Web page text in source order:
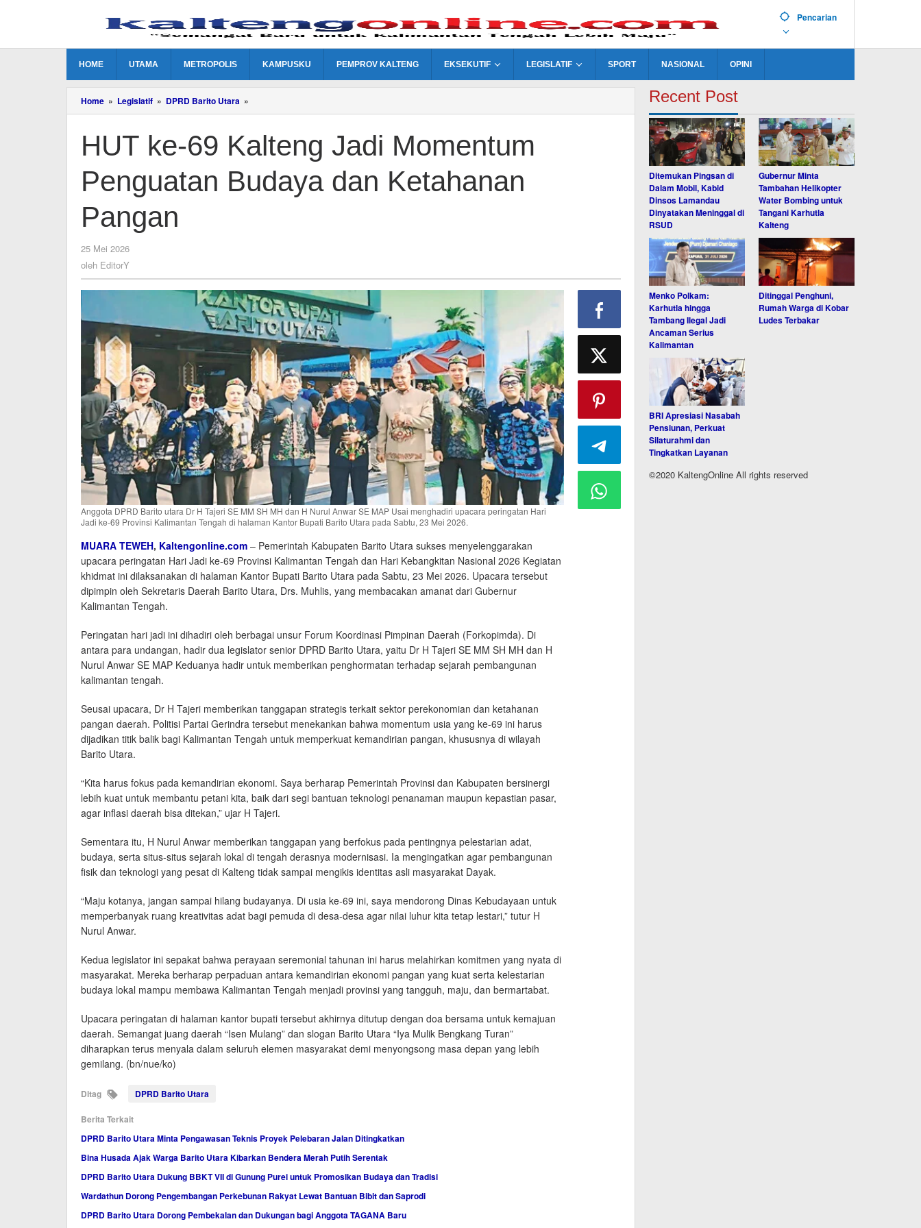
Pencarian
HOME UTAMA METROPOLIS KAMPUSKU PEMPROV KALTENG EKSEKUTIF LEGISLATIF SPORT NASIONAL OPINI
Home » Legislatif » DPRD Barito Utara »
ke-
Kalteng
Jadi
Penguatan
Budaya
HUT ke-69 Kalteng Jadi Momentum
Penguatan Budaya dan Ketahanan
Pangan
25 Mei 2026
oleh EditorY
Anggota DPRD Barito utara Dr H Tajeri SE MM SH MH dan H Nurul Anwar SE MAP Usai menghadiri upacara peringatan Hari
Jadi ke-69 Provinsi Kalimantan Tengah di halaman Kantor Bupati Barito Utara pada Sabtu, 23 Mei 2026.
MUARA TEWEH, Kaltengonline.com – Pemerintah Kabupaten Barito Utara sukses menyelenggarakan
upacara peringatan Hari Jadi ke-69 Provinsi Kalimantan Tengah dan Hari Kebangkitan Nasional 2026 Kegiatan
khidmat ini dilaksanakan di halaman Kantor Bupati Barito Utara pada Sabtu, 23 Mei 2026. Upacara tersebut
dipimpin oleh Sekretaris Daerah Barito Utara, Drs. Muhlis, yang membacakan amanat dari Gubernur
Kalimantan Tengah.
Peringatan hari jadi ini dihadiri oleh berbagai unsur Forum Koordinasi Pimpinan Daerah (Forkopimda). Di
antara para undangan, hadir dua legislator senior DPRD Barito Utara, yaitu Dr H Tajeri SE MM SH MH dan H
Nurul Anwar SE MAP Keduanya hadir untuk memberikan penghormatan terhadap sejarah pembangunan
kalimantan tengah.
Seusai upacara, Dr H Tajeri memberikan tanggapan strategis terkait sektor perekonomian dan ketahanan
pangan daerah. Politisi Partai Gerindra tersebut menekankan bahwa momentum usia yang ke-69 ini harus
dijadikan titik balik bagi Kalimantan Tengah untuk memperkuat kemandirian pangan, khususnya di wilayah
Barito Utara.
“Kita harus fokus pada kemandirian ekonomi. Saya berharap Pemerintah Provinsi dan Kabupaten bersinergi
lebih kuat untuk membantu petani kita, baik dari segi bantuan teknologi penanaman maupun kepastian pasar,
agar inflasi daerah bisa ditekan,” ujar H Tajeri.
Sementara itu, H Nurul Anwar memberikan tanggapan yang berfokus pada pentingnya pelestarian adat,
budaya, serta situs-situs sejarah lokal di tengah derasnya modernisasi. Ia mengingatkan agar pembangunan
fisik dan teknologi yang pesat di Kalteng tidak sampai mengikis identitas asli masyarakat Dayak.
“Maju kotanya, jangan sampai hilang budayanya. Di usia ke-69 ini, saya mendorong Dinas Kebudayaan untuk
memperbanyak ruang kreativitas adat bagi pemuda di desa-desa agar nilai luhur kita tetap lestari,” tutur H
Nurul Anwar.
Kedua legislator ini sepakat bahwa perayaan seremonial tahunan ini harus melahirkan komitmen yang nyata di
masyarakat. Mereka berharap perpaduan antara kemandirian ekonomi pangan yang kuat serta kelestarian
budaya lokal mampu membawa Kalimantan Tengah menjadi provinsi yang tangguh, maju, dan bermartabat.
Upacara peringatan di halaman kantor bupati tersebut akhirnya ditutup dengan doa bersama untuk kemajuan
daerah. Semangat juang daerah “Isen Mulang” dan slogan Barito Utara “Iya Mulik Bengkang Turan”
diharapkan terus menyala dalam seluruh elemen masyarakat demi menyongsong masa depan yang lebih
gemilang. (bn/nue/ko)
Ditag DPRD Barito Utara
Berita Terkait
DPRD Barito Utara Minta Pengawasan Teknis Proyek Pelebaran Jalan Ditingkatkan
Bina Husada Ajak Warga Barito Utara Kibarkan Bendera Merah Putih Serentak
DPRD Barito Utara Dukung BBKT VII di Gunung Purei untuk Promosikan Budaya dan Tradisi
Wardathun Dorong Pengembangan Perkebunan Rakyat Lewat Bantuan Bibit dan Saprodi
DPRD Barito Utara Dorong Pembekalan dan Dukungan bagi Anggota TAGANA Baru
Recent Post
Ditemukan Pingsan di
Dalam Mobil, Kabid
Dinsos Lamandau
Dinyatakan Meninggal di
RSUD
Gubernur Minta
Tambahan Helikopter
Water Bombing untuk
Tangani Karhutla
Kalteng
Menko Polkam:
Karhutla hingga
Tambang Ilegal Jadi
Ancaman Serius
Kalimantan
Ditinggal Penghuni,
Rumah Warga di Kobar
Ludes Terbakar
BRI Apresiasi Nasabah
Pensiunan, Perkuat
Silaturahmi dan
Tingkatkan Layanan
©2020 KaltengOnline All rights reserved